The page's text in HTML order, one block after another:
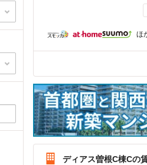
ほ
ディアス曽根C棟Cの